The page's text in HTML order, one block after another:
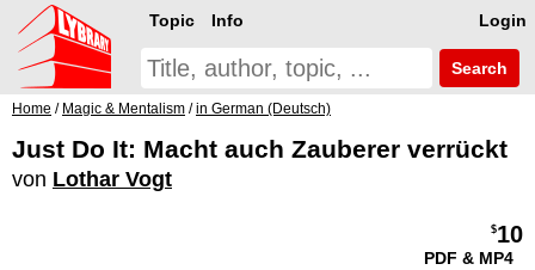
Login
Topic Info
Search
Home / Magic & Mentalism /in German (Deutsch)
Just Do It: Macht auch Zauberer verrückt
von Lothar Vogt
$10
PDF & MP4